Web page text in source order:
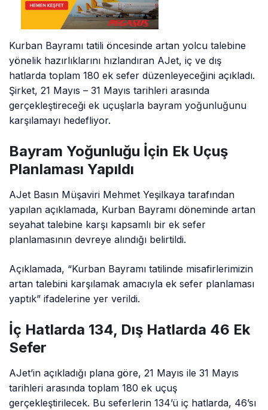
Kurban Bayramı tatili öncesinde artan yolcu talebine
yönelik hazırlıklarını hızlandıran AJet, iç ve dış
hatlarda toplam 180 ek sefer düzenleyeceğini açıkladı.
Şirket, 21 Mayıs – 31 Mayıs tarihleri arasında
gerçekleştireceği ek uçuşlarla bayram yoğunluğunu
karşılamayı hedefliyor.
Bayram Yoğunluğu İçin Ek Uçuş
Planlaması Yapıldı
AJet Basın Müşaviri Mehmet Yeşilkaya tarafından
yapılan açıklamada, Kurban Bayramı döneminde artan
seyahat talebine karşı kapsamlı bir ek sefer
planlamasının devreye alındığı belirtildi.
Açıklamada, “Kurban Bayramı tatilinde misafirlerimizin
artan talebini karşılamak amacıyla ek sefer planlaması
yaptık” ifadelerine yer verildi.
İç Hatlarda 134, Dış Hatlarda 46 Ek
Sefer
AJet’in açıkladığı plana göre, 21 Mayıs ile 31 Mayıs
tarihleri arasında toplam 180 ek uçuş
gerçekleştirilecek. Bu seferlerin 134’ü iç hatlarda, 46’sı